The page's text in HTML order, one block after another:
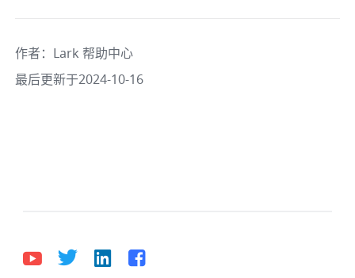
作者： Lark 帮助中心
最后更新于2024-10-16